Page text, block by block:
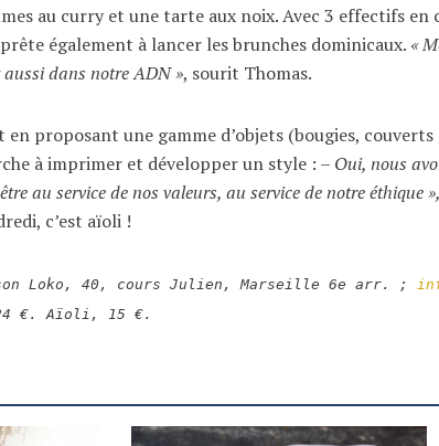
au curry et une tarte aux noix. Avec 3 effectifs
également à lancer les brunches dominicaux. «
aussi dans notre ADN », sourit Thomas.
en proposant une gamme d’objets (bougies,
à imprimer et développer un style : – Oui, nous
au service de nos valeurs, au service de notre éthique »,
c’est aïoli !
Loko, 40, cours Julien, Marseille 6e arr. ;
€. Aïoli, 15 €.